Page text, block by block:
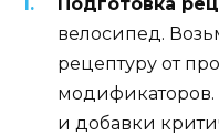
Подготовка
велосипед.
рецептуру от
и добавки